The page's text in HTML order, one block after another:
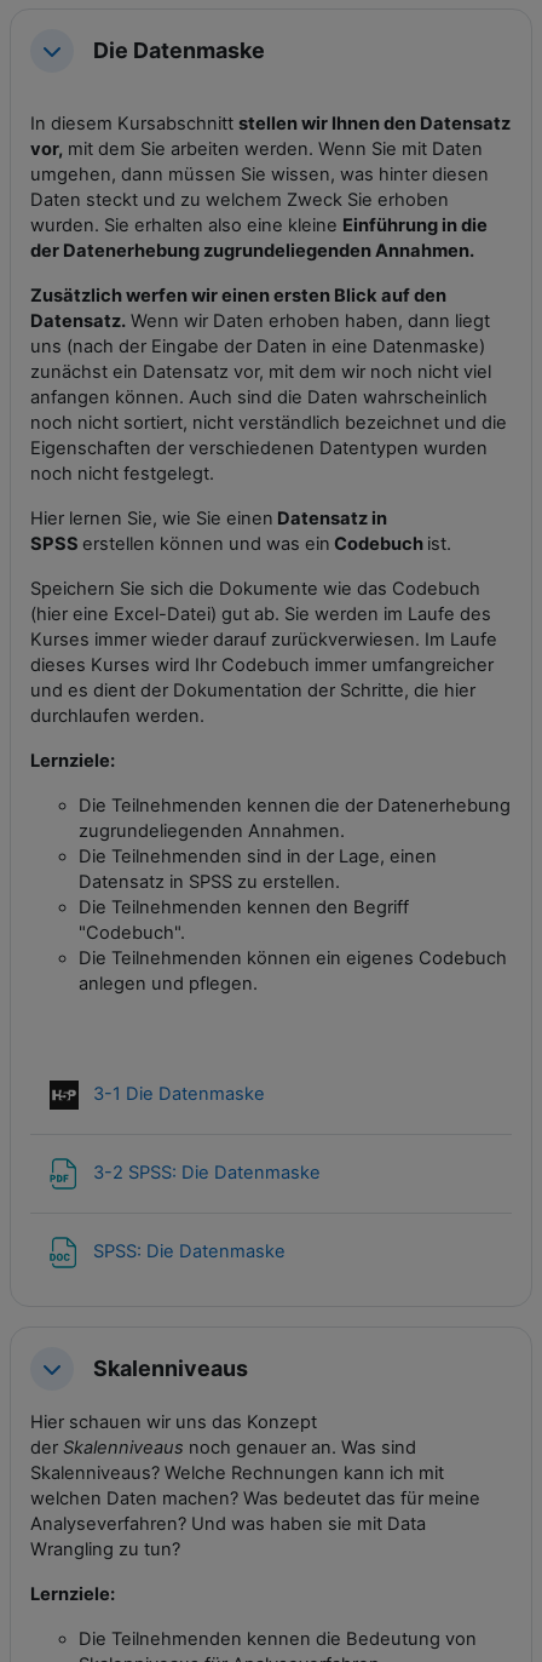
EinklappenDie Datenmaske
In diesem Kursabschnitt stellen wir Ihnen den Datensatz
vor, mit dem Sie arbeiten werden. Wenn Sie mit Daten
umgehen, dann müssen Sie wissen, was hinter diesen
Daten steckt und zu welchem Zweck Sie erhoben
wurden. Sie erhalten also eine kleine Einführung in die
der Datenerhebung zugrundeliegenden Annahmen.
Zusätzlich werfen wir einen ersten Blick auf den
Datensatz. Wenn wir Daten erhoben haben, dann liegt
uns (nach der Eingabe der Daten in eine Datenmaske)
zunächst ein Datensatz vor, mit dem wir noch nicht viel
anfangen können. Auch sind die Daten wahrscheinlich
noch nicht sortiert, nicht verständlich bezeichnet und die
Eigenschaften der verschiedenen Datentypen wurden
noch nicht festgelegt.
Hier lernen Sie, wie Sie einen Datensatz in
SPSS erstellen können und was ein Codebuch ist.
Speichern Sie sich die Dokumente wie das Codebuch
(hier eine Excel-Datei) gut ab. Sie werden im Laufe des
Kurses immer wieder darauf zurückverwiesen. Im Laufe
dieses Kurses wird Ihr Codebuch immer umfangreicher
und es dient der Dokumentation der Schritte, die hier
durchlaufen werden.
Lernziele:
Die Teilnehmenden kennen die der Datenerhebung
zugrundeliegenden Annahmen.
Die Teilnehmenden sind in der Lage, einen
Datensatz in SPSS zu erstellen.
Die Teilnehmenden kennen den Begriff
"Codebuch".
Die Teilnehmenden können ein eigenes Codebuch
anlegen und pflegen.
3-1 Die Datenmaske
3-2 SPSS: Die Datenmaske
SPSS: Die Datenmaske
EinklappenSkalenniveaus
Hier schauen wir uns das Konzept
der Skalenniveaus noch genauer an. Was sind
Skalenniveaus? Welche Rechnungen kann ich mit
welchen Daten machen? Was bedeutet das für meine
Analyseverfahren? Und was haben sie mit Data
Wrangling zu tun?
Lernziele:
Die Teilnehmenden kennen die Bedeutung von